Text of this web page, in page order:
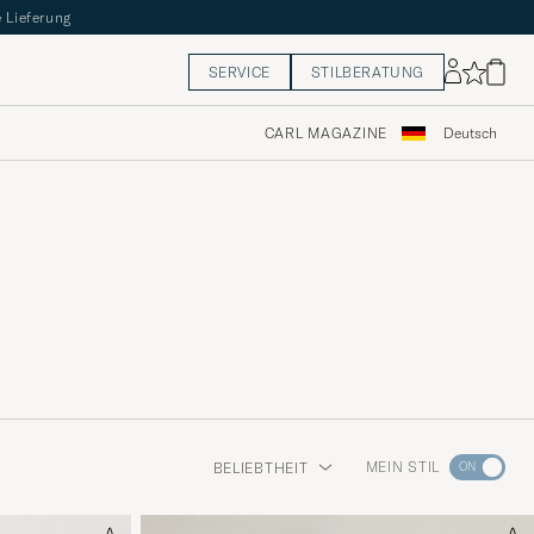
Lieferung
SERVICE STILBERATUNG
CARL MAGAZINE Deutsch
BELIEBTHEIT MEIN STIL Wechseln